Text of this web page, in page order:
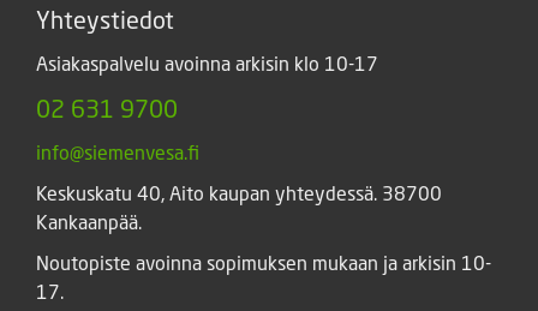
Yhteystiedot
Asiakaspalvelu avoinna arkisin klo 10-17
02 631 9700
info@siemenvesa.fi
Keskuskatu 40, Aito kaupan yhteydessä. 38700
Kankaanpää.
Noutopiste avoinna sopimuksen mukaan ja arkisin 10-
17.